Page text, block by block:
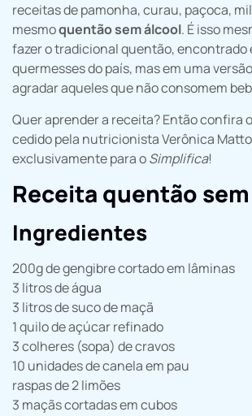
receitas de pamonha, curau, paçoca,
mesmoquentão sem álcool. É isso
fazer o tradicional quentão, encontrado
quermesses do país, mas em uma
agradar aqueles que não consomem
Quer aprender a receita? Então confira
cedido pela nutricionista Verônica
exclusivamente para oSimplifica!
Receita quentão
Ingredientes
200g de gengibre cortado em lâminas
3 litros de água
3 litros de suco de maçã
1 quilo de açúcar refinado
3 colheres (sopa) de cravos
10 unidades de canela em pau
raspas de 2 limões
3 maçãs cortadas em cubos